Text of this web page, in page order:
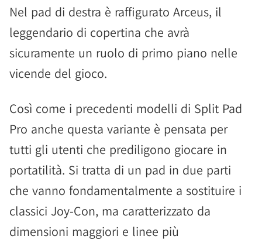
Nel pad di destra è raffigurato Arceus, il
leggendario di copertina che avrà
sicuramente un ruolo di primo piano nelle
vicende del gioco.
Così come i precedenti modelli di Split Pad
Pro anche questa variante è pensata per
tutti gli utenti che prediligono giocare in
portatilità. Si tratta di un pad in due parti
che vanno fondamentalmente a sostituire i
classici Joy-Con, ma caratterizzato da
dimensioni maggiori e linee più